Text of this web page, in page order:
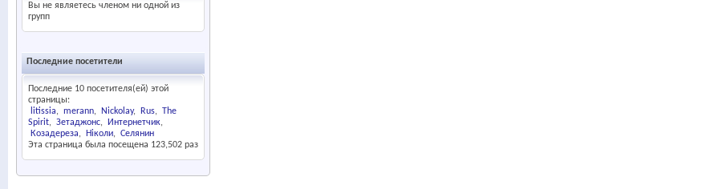
Вы не являетесь членом ни одной из
групп
Последние посетители
Последние 10 посетителя(ей) этой
страницы:
litissia
merann Nickolay Rus
The
Spirit
Зетаджонс
Интернетчик
Козадереза
Ніколи
Селянин
Эта страница была посещена 123,502 раз